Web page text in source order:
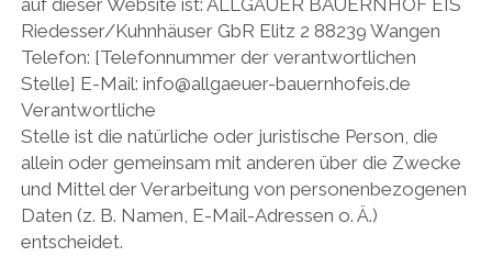
auf dieser Website ist: ALLGÄUER BAUERNHOF EIS
Riedesser/Kuhnhäuser GbR Elitz 2 88239 Wangen
Telefon: [Telefonnummer der verantwortlichen
Stelle] E-Mail: info@allgaeuer-bauernhofeis.de
Verantwortliche
Stelle ist die natürliche oder juristische Person, die
allein oder gemeinsam mit anderen über die Zwecke
und Mittel der Verarbeitung von personenbezogenen
Daten (z. B. Namen, E-Mail-Adressen o. Ä.)
entscheidet.